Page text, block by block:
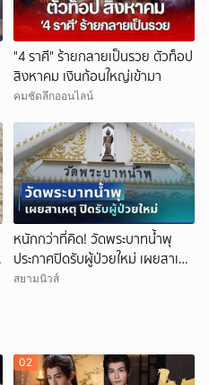
"4 ราศี" ร้ายกลายเป็นรวย ตัวท็อป
สิงหาคม เงินก้อนใหญ่เข้ามา
คมชัดลึกออนไลน์
หนักกว่าที่คิด! วัดพระบาทน้ำพุ
ประกาศปิดรับผู้ป่วยใหม่ เผยสาเหตุ
สุดสะเทือนใจ
สยามนิวส์
02